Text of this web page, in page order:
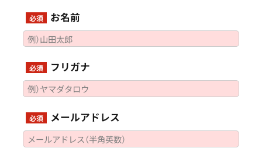
必須 お名前
必須 フリガナ
必須 メールアドレス